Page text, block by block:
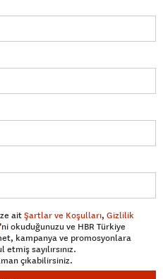
aitŞartlar ve Koşulları, Gizlilik
’ni okuduğunuzu ve HBR Türkiye
kampanya ve promosyonlara
sayılırsınız.
çıkabilirsiniz.